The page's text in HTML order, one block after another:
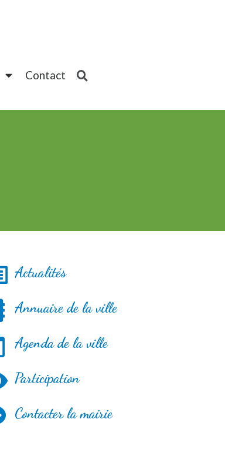
Contact
Actualités
Annuaire de la ville
Agenda de la ville
Participation
Contacter la mairie